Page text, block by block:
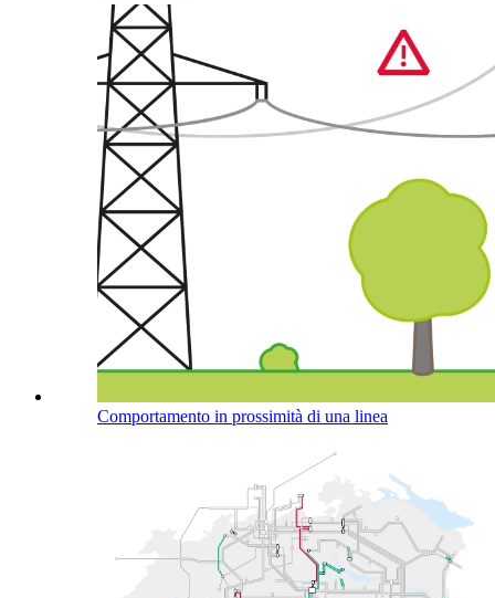
Comportamento in prossimità di una linea